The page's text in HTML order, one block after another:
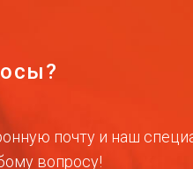
почту и наш
вопросу!